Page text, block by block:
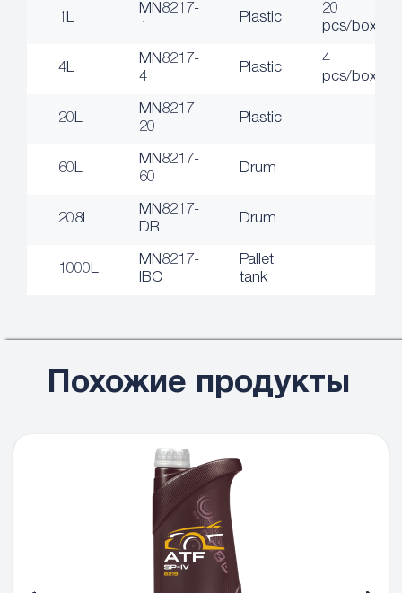
1L
MN8217-
1
Plastic
20
pcs/box
4L
MN8217-
4
Plastic
4
pcs/box
20L
MN8217-
20
Plastic
60L
MN8217-
60
Drum
208L
MN8217-
DR
Drum
1000L
MN8217-
IBC
Pallet
tank
Похожие продукты